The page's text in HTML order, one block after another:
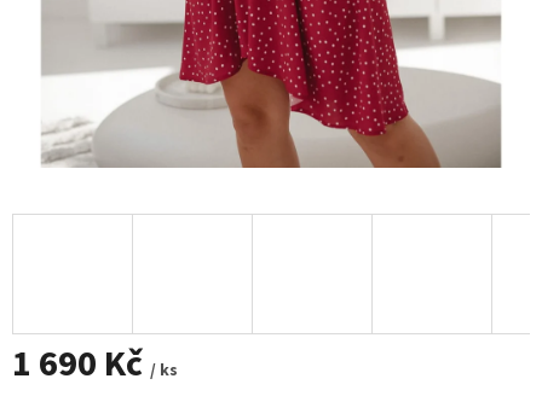
1 690 Kč / ks